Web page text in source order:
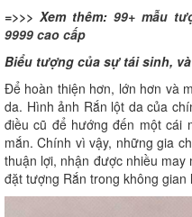
=>>> Xem thêm: 99+ mẫu
9999 cao cấp
Biểu tượng của sự tái sinh,
Để hoàn thiện hơn, lớn hơn và
da. Hình ảnh Rắn lột da của
điều cũ để hướng đến một cái
mắn. Chính vì vậy, những gia
thuận lợi, nhận được nhiều
đặt tượng Rắn trong không gian